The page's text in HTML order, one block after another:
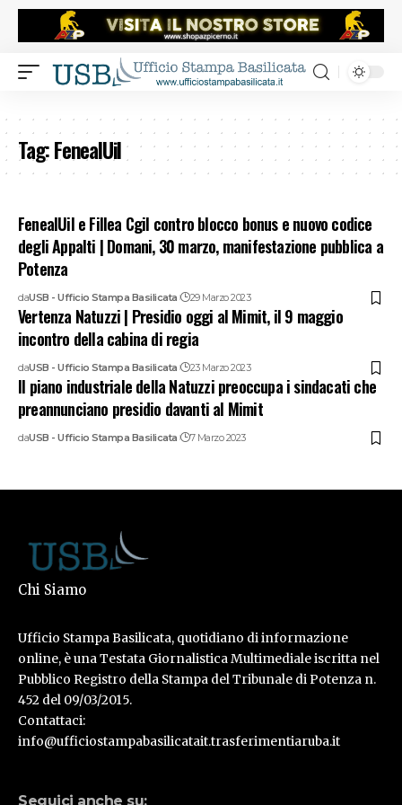
Tag:FenealUil
FenealUil e Fillea Cgil contro blocco bonus e nuovo codice
degli Appalti | Domani, 30 marzo, manifestazione pubblica a
Potenza
daUSB - Ufficio Stampa Basilicata 29 Marzo 2023
Vertenza Natuzzi | Presidio oggi al Mimit, il 9 maggio
incontro della cabina di regia
daUSB - Ufficio Stampa Basilicata 23 Marzo 2023
Il piano industriale della Natuzzi preoccupa i sindacati che
preannunciano presidio davanti al Mimit
daUSB - Ufficio Stampa Basilicata 7 Marzo 2023
Chi Siamo
Ufficio Stampa Basilicata, quotidiano di informazione
online, è una Testata Giornalistica Multimediale iscritta nel
Pubblico Registro della Stampa del Tribunale di Potenza n.
452 del 09/03/2015.
Contattaci:
info@ufficiostampabasilicatait.trasferimentiaruba.it
Seguici anche su: